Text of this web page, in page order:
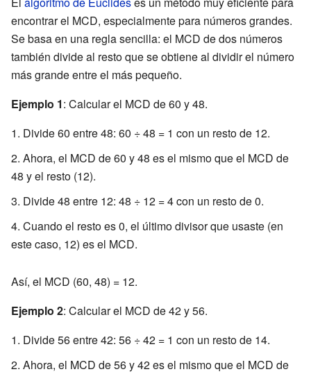
encontrar el MCD, especialmente para números grandes.
Se basa en una regla sencilla: el MCD de dos números
también divide al resto que se obtiene al dividir el número
más grande entre el más pequeño.
Ejemplo 1: Calcular el MCD de 60 y 48.
Divide 60 entre 48: 60 ÷ 48 = 1 con un resto de 12.
Ahora, el MCD de 60 y 48 es el mismo que el MCD de
48 y el resto (12).
Divide 48 entre 12: 48 ÷ 12 = 4 con un resto de 0.
Cuando el resto es 0, el último divisor que usaste (en
este caso, 12) es el MCD.
Así, el MCD (60, 48) = 12.
Ejemplo 2: Calcular el MCD de 42 y 56.
Divide 56 entre 42: 56 ÷ 42 = 1 con un resto de 14.
Ahora, el MCD de 56 y 42 es el mismo que el MCD de